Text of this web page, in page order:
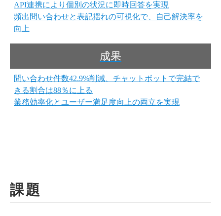
API連携により個別の状況に即時回答を実現
頻出問い合わせと表記揺れの可視化で、自己解決率を
向上
成果
問い合わせ件数42.9%削減、チャットボットで完結で
きる割合は88％に上る
業務効率化とユーザー満足度向上の両立を実現
課題